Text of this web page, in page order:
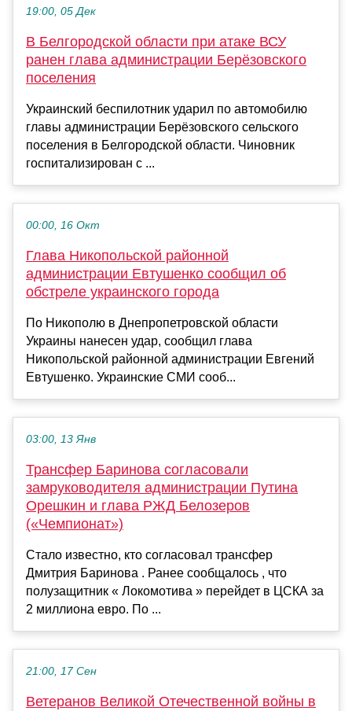
19:00, 05 Дек
В Белгородской области при атаке ВСУ
ранен глава администрации Берёзовского
поселения
Украинский беспилотник ударил по автомобилю
главы администрации Берёзовского сельского
поселения в Белгородской области. Чиновник
госпитализирован с ...
00:00, 16 Окт
Глава Никопольской районной
администрации Евтушенко сообщил об
обстреле украинского города
По Никополю в Днепропетровской области
Украины нанесен удар, сообщил глава
Никопольской районной администрации Евгений
Евтушенко. Украинские СМИ сооб...
03:00, 13 Янв
Трансфер Баринова согласовали
замруководителя администрации Путина
Орешкин и глава РЖД Белозеров
(«Чемпионат»)
Стало известно, кто согласовал трансфер
Дмитрия Баринова . Ранее сообщалось , что
полузащитник « Локомотива » перейдет в ЦСКА за
2 миллиона евро. По ...
21:00, 17 Сен
Ветеранов Великой Отечественной войны в